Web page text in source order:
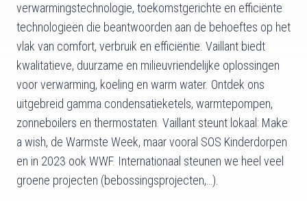
verwarmingstechnologie, toekomstgerichte en efficiënte
technologieën die beantwoorden aan de behoeftes op het
vlak van comfort, verbruik en efficiëntie. Vaillant biedt
kwalitatieve, duurzame en milieuvriendelijke oplossingen
voor verwarming, koeling en warm water. Ontdek ons
uitgebreid gamma condensatieketels, warmtepompen,
zonneboilers en thermostaten. Vaillant steunt lokaal: Make
a wish, de Warmste Week, maar vooral SOS Kinderdorpen
en in 2023 ook WWF. Internationaal steunen we heel veel
groene projecten (bebossingsprojecten, …).